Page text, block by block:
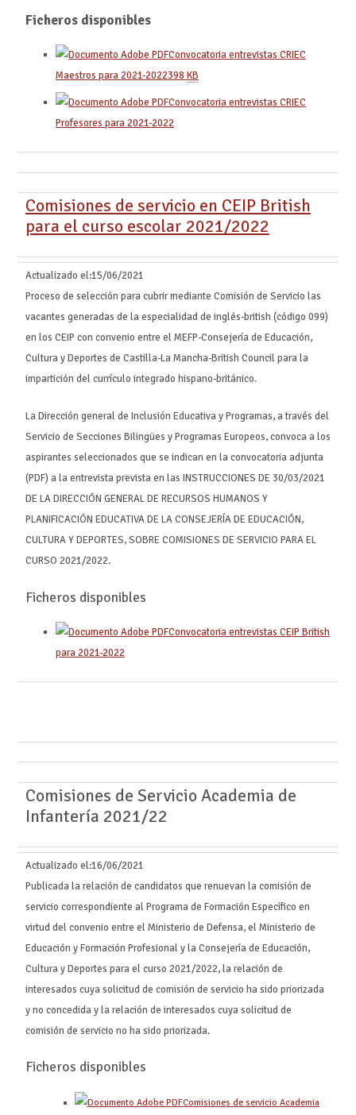
Ficheros disponibles
Convocatoria entrevistas CRIEC
Maestros para 2021-2022398KB
Convocatoria entrevistas CRIEC
Profesores para 2021-2022
Comisiones de servicio en CEIP British
para el curso escolar 2021/2022
Actualizado el:15/06/2021
Proceso de selección para cubrir mediante Comisión de Servicio las
vacantes generadas de la especialidad de inglés-british (código 099)
en los CEIP con convenio entre el MEFP-Consejería de Educación,
Cultura y Deportes de Castilla-La Mancha-British Council para la
impartición del currículo integrado hispano-británico.
La Dirección general de Inclusión Educativa y Programas, a través del
Servicio de Secciones Bilingües y Programas Europeos, convoca a los
aspirantes seleccionados que se indican en la convocatoria adjunta
(PDF) a la entrevista prevista en las INSTRUCCIONES DE 30/03/2021
DE LA DIRECCIÓN GENERAL DE RECURSOS HUMANOS Y
PLANIFICACIÓN EDUCATIVA DE LA CONSEJERÍA DE EDUCACIÓN,
CULTURA Y DEPORTES, SOBRE COMISIONES DE SERVICIO PARA EL
CURSO 2021/2022.
Ficheros disponibles
Convocatoria entrevistas CEIP British
para 2021-2022
Comisiones de Servicio Academia de
Infantería 2021/22
Actualizado el:16/06/2021
Publicada la relación de candidatos que renuevan la comisión de
servicio correspondiente al Programa de Formación Específico en
virtud del convenio entre el Ministerio de Defensa, el Ministerio de
Educación y Formación Profesional y la Consejería de Educación,
Cultura y Deportes para el curso 2021/2022, la relación de
interesados cuya solicitud de comisión de servicio ha sido priorizada
y no concedida y la relación de interesados cuya solicitud de
comisión de servicio no ha sido priorizada.
Ficheros disponibles
Comisiones de servicio Academia